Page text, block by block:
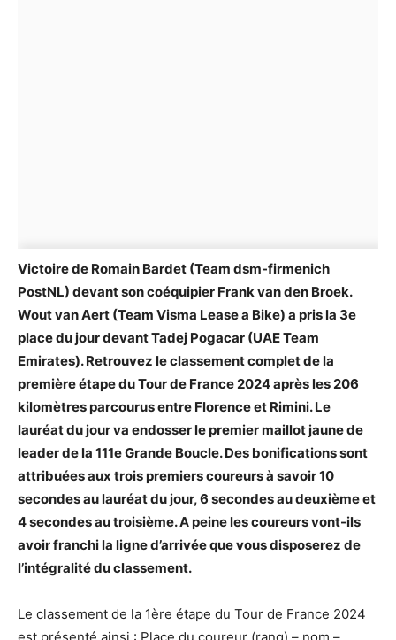
Victoire de Romain Bardet (Team dsm-firmenich
PostNL) devant son coéquipier Frank van den Broek.
Wout van Aert (Team Visma Lease a Bike) a pris la 3e
place du jour devant Tadej Pogacar (UAE Team
Emirates). Retrouvez le classement complet de la
première étape du Tour de France 2024 après les 206
kilomètres parcourus entre Florence et Rimini. Le
lauréat du jour va endosser le premier maillot jaune de
leader de la 111e Grande Boucle. Des bonifications sont
attribuées aux trois premiers coureurs à savoir 10
secondes au lauréat du jour, 6 secondes au deuxième et
4 secondes au troisième. A peine les coureurs vont-ils
avoir franchi la ligne d’arrivée que vous disposerez de
l’intégralité du classement.
Le classement de la 1ère étape du Tour de France 2024